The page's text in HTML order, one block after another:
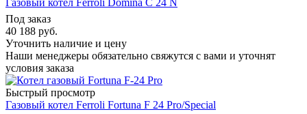
Под заказ
40 188 руб.
Уточнить наличие и цену
Наши менеджеры обязательно свяжутся с вами и уточнят
условия заказа
Быстрый просмотр
Газовый котел Ferroli Fortuna F 24 Pro/Special